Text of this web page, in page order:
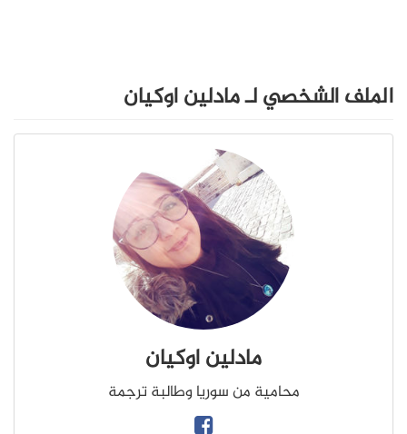
الملف الشخصي لـ مادلين اوكيان
مادلين اوكيان
محامية من سوريا وطالبة ترجمة